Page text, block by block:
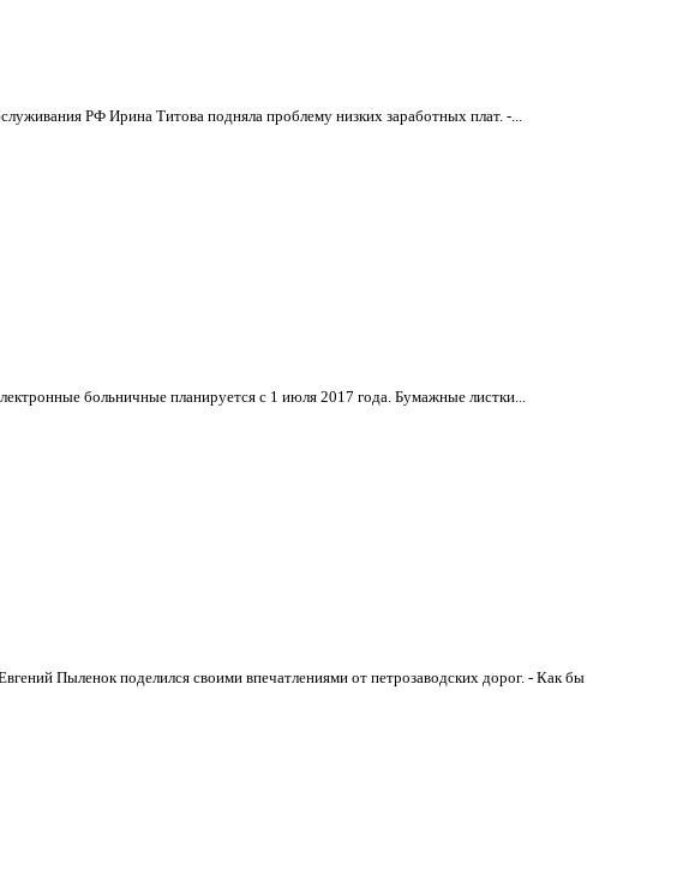
РФ Ирина Титова подняла проблему низких заработных плат. -...
больничные планируется с 1 июля 2017 года. Бумажные листки...
Пыленок поделился своими впечатлениями от петрозаводских дорог. - Как бы